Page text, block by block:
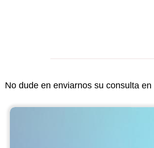
No dude en enviarnos su consulta